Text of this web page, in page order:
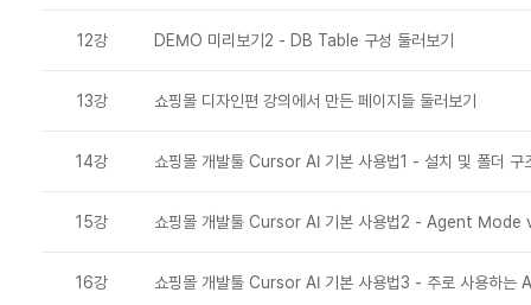
12강 DEMO 미리보기2 - DB Table 구성 둘러보기
13강 쇼핑몰 디자인편 강의에서 만든 페이지들 둘러보기
14강 쇼핑몰 개발툴 Cursor AI 기본 사용법1 - 설치 및 폴더 구
15강 쇼핑몰 개발툴 Cursor AI 기본 사용법2 - Agent
16강 쇼핑몰 개발툴 Cursor AI 기본 사용법3 - 주로 사용하는